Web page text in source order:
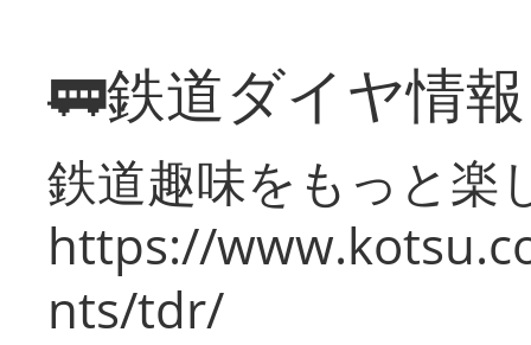
🚃鉄道ダイヤ情
鉄道趣味をもっと楽
https://
nts/tdr/